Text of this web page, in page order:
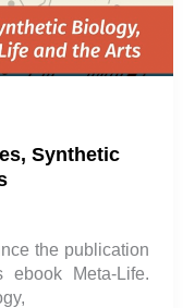
Synthetic
the publication
Meta-Life.